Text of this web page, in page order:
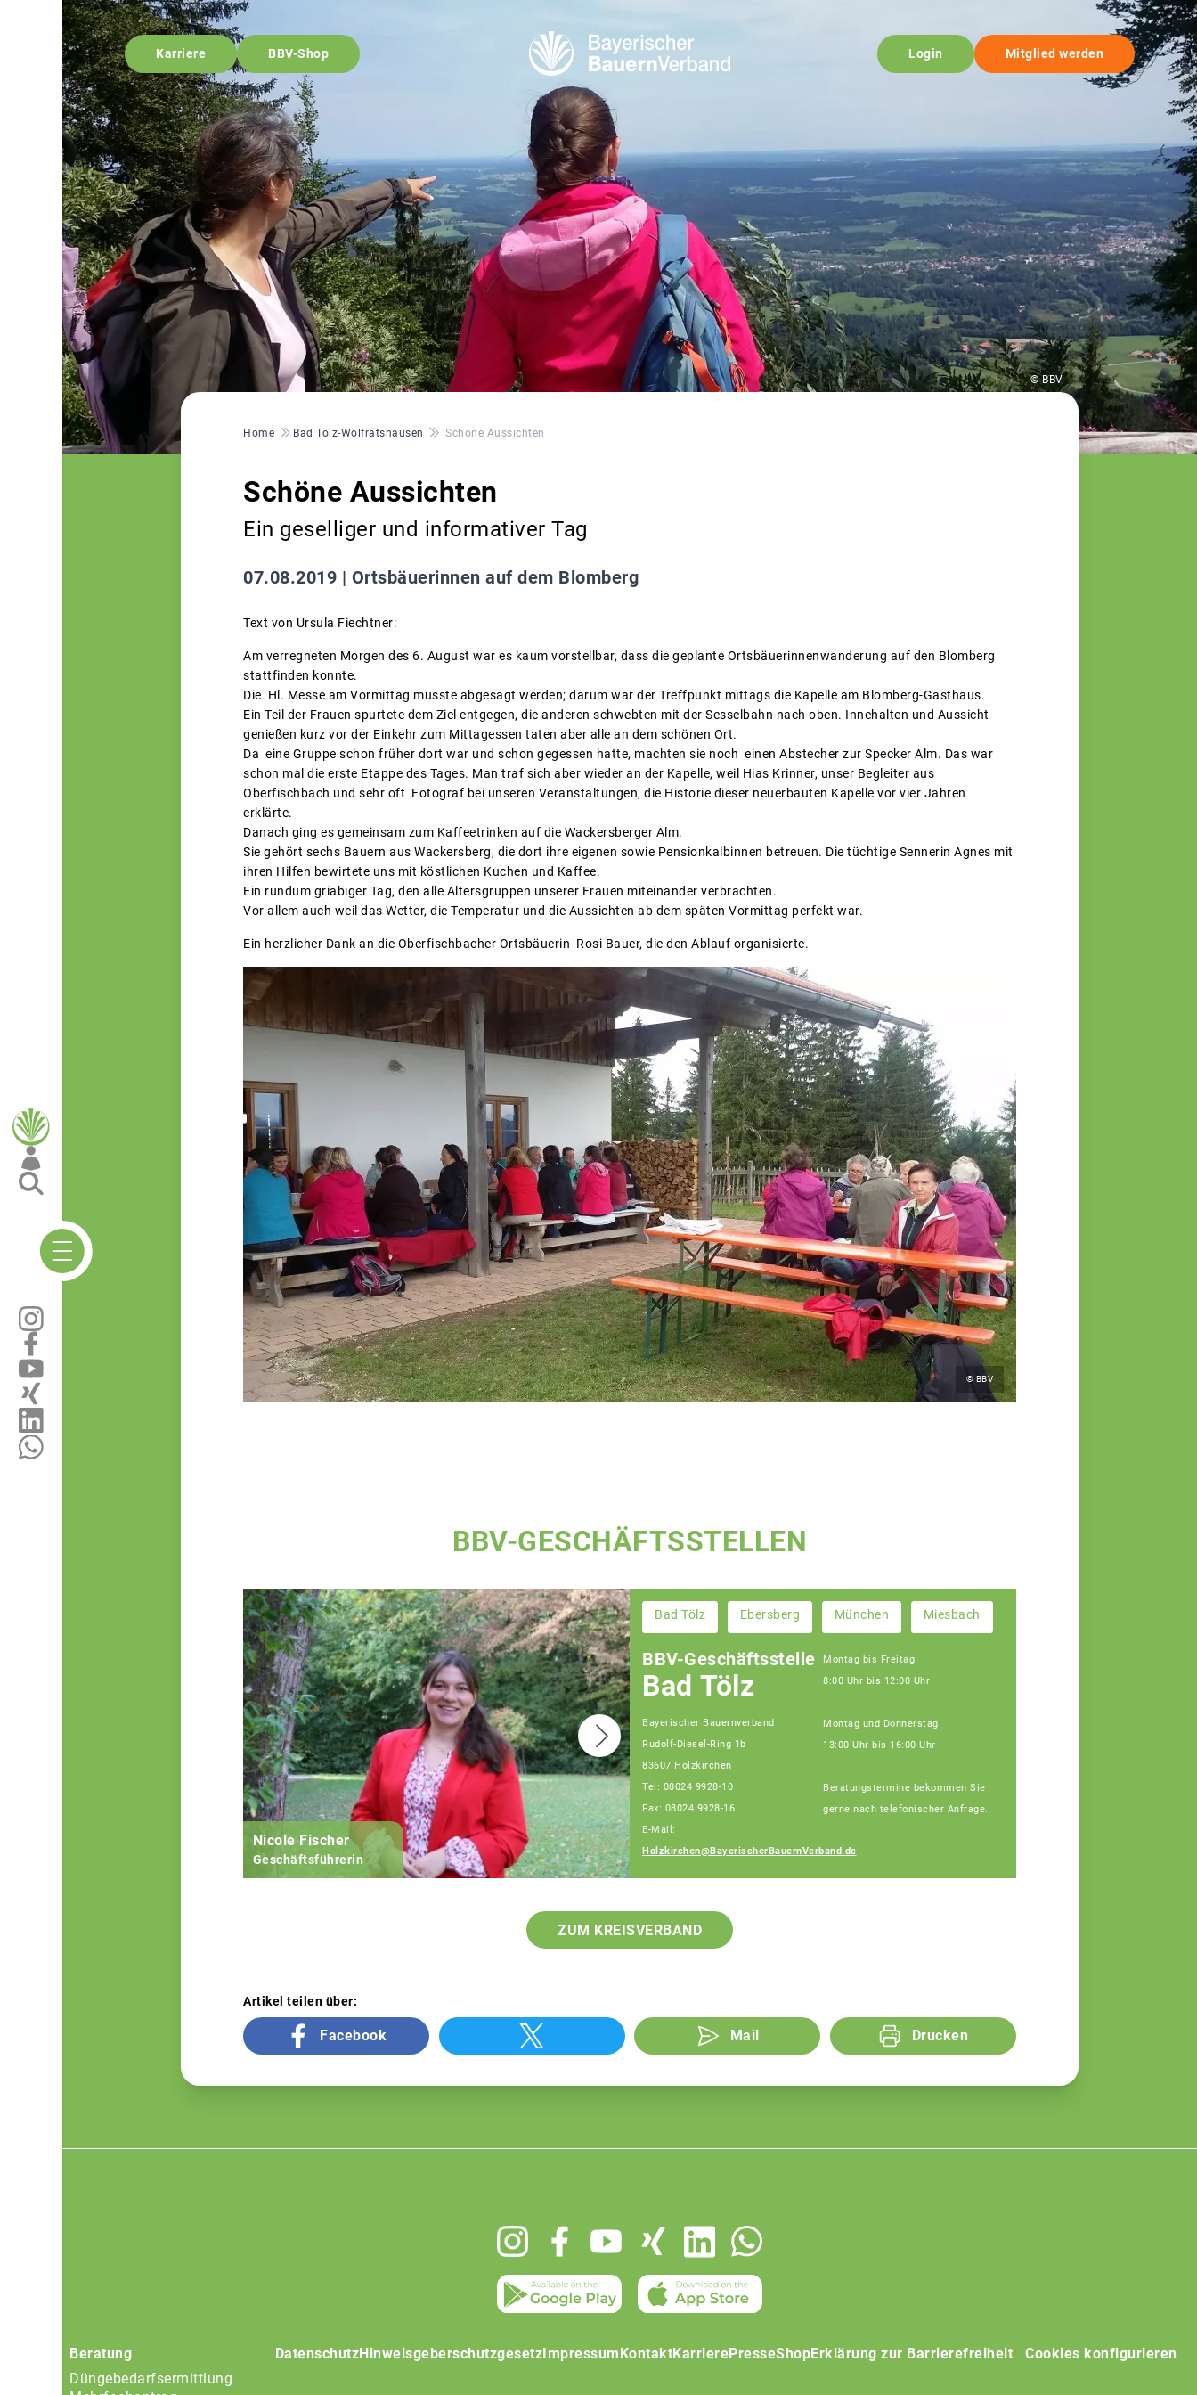
Karriere BBV-Shop Login Mitglied werden
© BBV
Pfadnavigation
Home Bad Tölz-Wolfratshausen Schöne Aussichten
Schöne Aussichten
Ein geselliger und informativer Tag
07.08.2019 | Ortsbäuerinnen auf dem Blomberg
Text von Ursula Fiechtner:
Am verregneten Morgen des 6. August war es kaum vorstellbar, dass die geplante Ortsbäuerinnenwanderung auf den Blomberg
stattfinden konnte.
Die Hl. Messe am Vormittag musste abgesagt werden; darum war der Treffpunkt mittags die Kapelle am Blomberg-Gasthaus.
Ein Teil der Frauen spurtete dem Ziel entgegen, die anderen schwebten mit der Sesselbahn nach oben. Innehalten und Aussicht
genießen kurz vor der Einkehr zum Mittagessen taten aber alle an dem schönen Ort.
Da eine Gruppe schon früher dort war und schon gegessen hatte, machten sie noch einen Abstecher zur Specker Alm. Das war
schon mal die erste Etappe des Tages. Man traf sich aber wieder an der Kapelle, weil Hias Krinner, unser Begleiter aus
Oberfischbach und sehr oft Fotograf bei unseren Veranstaltungen, die Historie dieser neuerbauten Kapelle vor vier Jahren
erklärte.
Danach ging es gemeinsam zum Kaffeetrinken auf die Wackersberger Alm.
Sie gehört sechs Bauern aus Wackersberg, die dort ihre eigenen sowie Pensionkalbinnen betreuen. Die tüchtige Sennerin Agnes mit
ihren Hilfen bewirtete uns mit köstlichen Kuchen und Kaffee.
Ein rundum griabiger Tag, den alle Altersgruppen unserer Frauen miteinander verbrachten.
Vor allem auch weil das Wetter, die Temperatur und die Aussichten ab dem späten Vormittag perfekt war.
Ein herzlicher Dank an die Oberfischbacher Ortsbäuerin Rosi Bauer, die den Ablauf organisierte.
© BBV
BBV-GESCHÄFTSSTELLEN
Nicole Fischer
Geschäftsführerin Fachberaterin
Bad Tölz Ebersberg München Miesbach
BBV-Geschäftsstelle
Bad Tölz
Bayerischer Bauernverband
Rudolf-Diesel-Ring 1b
83607 Holzkirchen
Tel: 08024 9928-10
Fax: 08024 9928-16
E-Mail:
Holzkirchen@BayerischerBauernVerband.de
Montag bis Freitag
8:00 Uhr bis 12:00 Uhr
Montag und Donnerstag
13:00 Uhr bis 16:00 Uhr
Beratungstermine bekommen Sie
gerne nach telefonischer Anfrage.
ZUM KREISVERBAND
Artikel teilen über:
Facebook Mail Drucken
Beratung
Düngebedarfsermittlung
DatenschutzHinweisgeberschutzgesetzImpressumKontaktKarrierePresseShopErklärung zur Barrierefreiheit Cookies konfigurieren